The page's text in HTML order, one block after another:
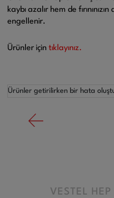
kaybı azalır hem de fırınınızın
engellenir.
Ürünler için tıklayınız.
Ürünler getirilirken bir hata
VESTEL